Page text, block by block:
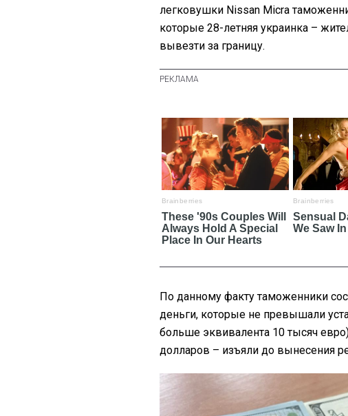
легковушки Nissan Micra
которые 28-летняя украинка –
вывезти за границу.
По данному факту таможенники
деньги, которые не превышали
больше эквивалента 10 тысяч
долларов – изъяли до вынесения